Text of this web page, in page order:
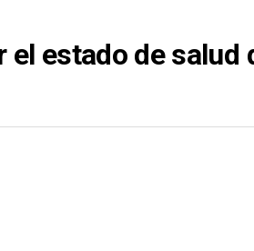
el estado de